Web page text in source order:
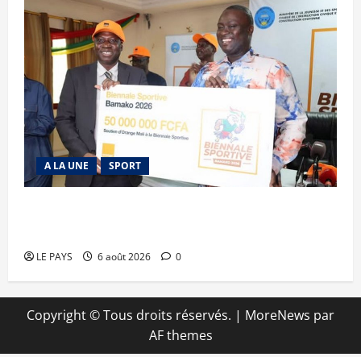
A LA UNE SPORT
LE PAYS 6 août 2026 0
Copyright © Tous droits réservés. | MoreNews par
AF themes